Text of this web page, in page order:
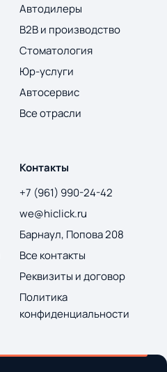
Автодилеры
B2B и производство
Стоматология
Юр-услуги
Автосервис
Все отрасли
Контакты
+7 (961) 990-24-42
we@hiclick.ru
Барнаул, Попова 208
Все контакты
Реквизиты и договор
Политика
конфиденциальности